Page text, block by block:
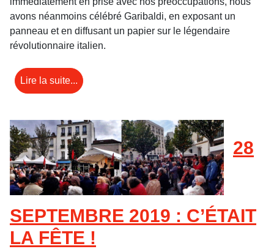
avons néanmoins célébré Garibaldi, en exposant un
panneau et en diffusant un papier sur le légendaire
révolutionnaire italien.
Lire la suite...
28
SEPTEMBRE 2019 : C’ÉTAIT
LA FÊTE !